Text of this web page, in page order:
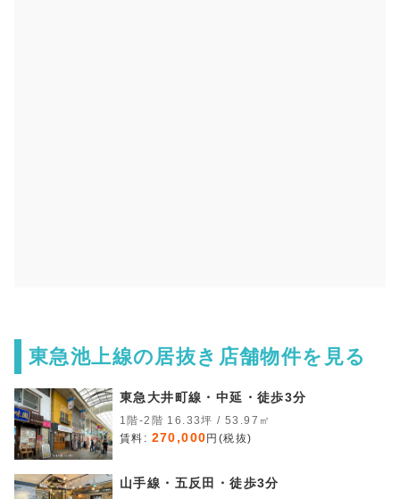
東急池上線の居抜き店舗物件を見る
東急大井町線・中延・徒歩3分
1階-2階 16.33坪 / 53.97㎡
賃料: 270,000 円(税抜)
山手線・五反田・徒歩3分